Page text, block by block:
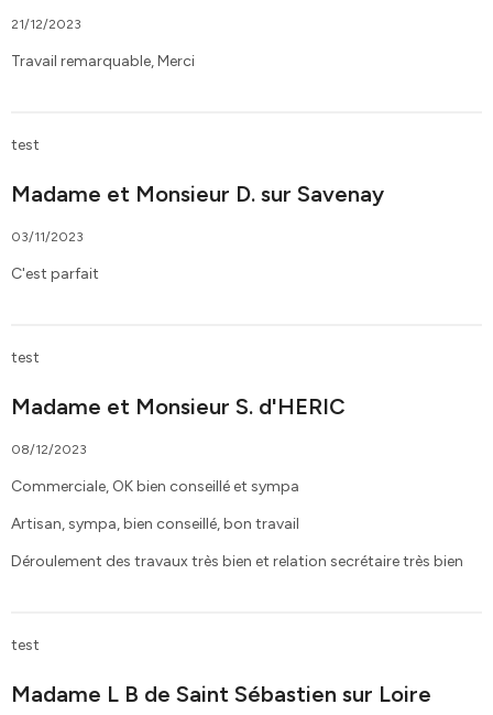
21/12/2023
Travail remarquable, Merci
test
Madame et Monsieur D. sur Savenay
03/11/2023
C'est parfait
test
Madame et Monsieur S. d'HERIC
08/12/2023
Commerciale, OK bien conseillé et sympa
Artisan, sympa, bien conseillé, bon travail
Déroulement des travaux très bien et relation secrétaire très bien
test
Madame L B de Saint Sébastien sur Loire